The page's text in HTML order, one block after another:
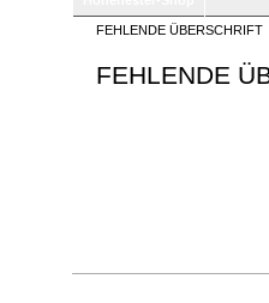
FEHLENDE ÜBERSCHRIFT
FEHLENDE